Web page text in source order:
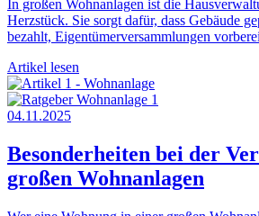
In großen Wohnanlagen ist die
Herzstück. Sie sorgt dafür, dass Gebäude
bezahlt, Eigentümerversammlungen
Artikel lesen
04.11.2025
Besonderheiten bei der
großen Wohnanlagen